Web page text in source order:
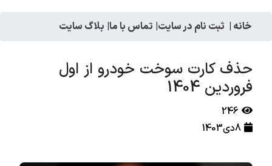
خانه | ثبت نام در سایت| تماس با ما| بلاگ سایت
حذف کارت سوخت خودرو از اول
فروردین 1404
246
8دی1403